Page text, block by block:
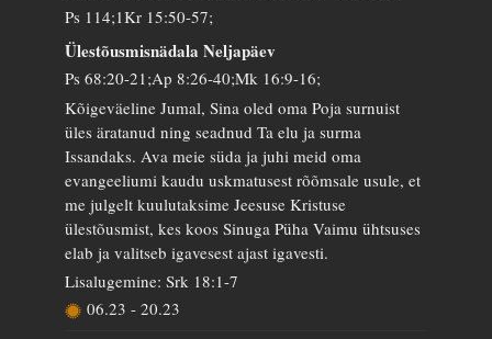
Ps 114;1Kr 15:50-57;
Ülestõusmisnädala Neljapäev
Ps 68:20-21;Ap 8:26-40;Mk 16:9-16;
Kõigeväeline Jumal, Sina oled oma Poja surnuist
üles äratanud ning seadnud Ta elu ja surma
Issandaks. Ava meie süda ja juhi meid oma
evangeeliumi kaudu uskmatusest rõõmsale usule, et
me julgelt kuulutaksime Jeesuse Kristuse
ülestõusmist, kes koos Sinuga Püha Vaimu ühtsuses
elab ja valitseb igavesest ajast igavesti.
Lisalugemine: Srk 18:1-7
06.23 - 20.23